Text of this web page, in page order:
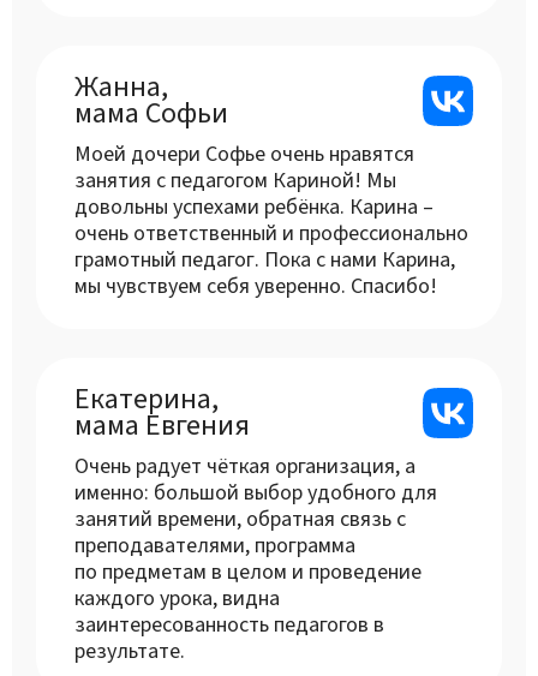
Жанна,
мама Софьи
Моей дочери Софье очень нравятся
занятия с педагогом Кариной! Мы
довольны успехами ребёнка. Карина –
очень ответственный и профессионально
грамотный педагог. Пока с нами Карина,
мы чувствуем себя уверенно. Спасибо!
Екатерина,
мама Евгения
Очень радует чёткая организация, а
именно: большой выбор удобного для
занятий времени, обратная связь с
преподавателями, программа
по предметам в целом и проведение
каждого урока, видна
заинтересованность педагогов в
результате.